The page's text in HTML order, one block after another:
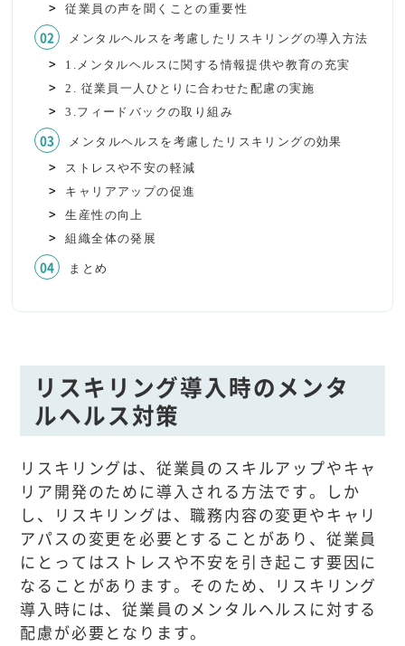
従業員の声を聞くことの重要性
メンタルヘルスを考慮したリスキリングの導入方法
1.メンタルヘルスに関する情報提供や教育の充実
2. 従業員一人ひとりに合わせた配慮の実施
3.フィードバックの取り組み
メンタルヘルスを考慮したリスキリングの効果
ストレスや不安の軽減
キャリアアップの促進
生産性の向上
組織全体の発展
まとめ
リスキリング導入時のメンタ
ルヘルス対策
リスキリングは、従業員のスキルアップやキャ
リア開発のために導入される方法です。しか
し、リスキリングは、職務内容の変更やキャリ
アパスの変更を必要とすることがあり、従業員
にとってはストレスや不安を引き起こす要因に
なることがあります。そのため、リスキリング
導入時には、従業員のメンタルヘルスに対する
配慮が必要となります。